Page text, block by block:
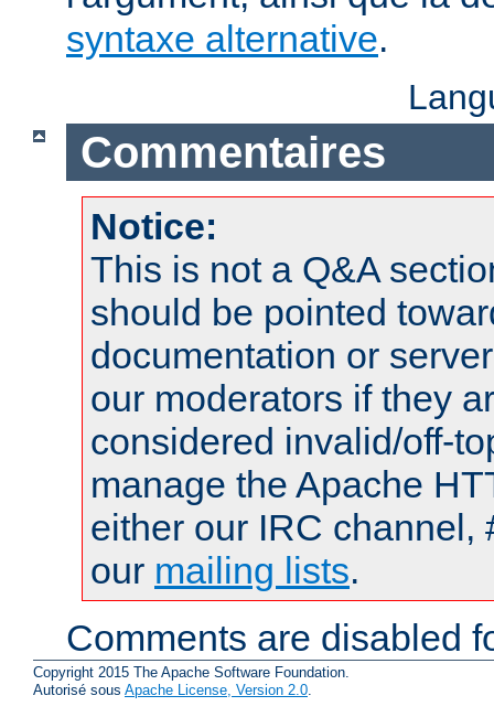
syntaxe alternative.
Commentaires
Notice:
This is not a Q&A
should be pointed
documentation or
our moderators if they
considered invalid/off-
manage the Apache
either our IRC channel,
our mailing lists.
Comments are disabled
Copyright 2015 The Apache Software Foundation.
Autorisé sous Apache License, Version 2.0